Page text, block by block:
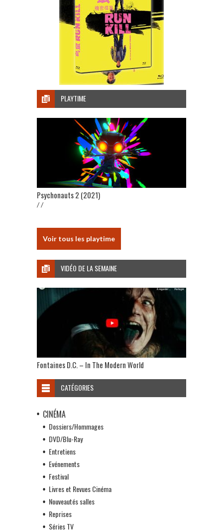
PLAYTIME
Psychonauts 2 (2021)
/ /
Voir tous les playtime
VIDÉO DE LA SEMAINE
Fontaines D.C. – In The Modern World
CATÉGORIES
CINÉMA
Dossiers/Hommages
DVD/Blu-Ray
Entretiens
Evénements
Festival
Livres et Revues Cinéma
Nouveautés salles
Reprises
Séries TV